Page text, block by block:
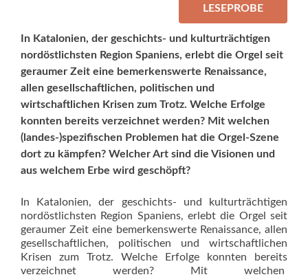
LESEPROBE
In Katalonien, der geschichts- und kulturträchtigen
nordöstlichsten Region Spaniens, erlebt die Orgel seit
geraumer Zeit eine bemerkenswerte Renaissance,
allen gesellschaftlichen, politischen und
wirtschaftlichen Krisen zum Trotz. Welche Erfolge
konnten bereits verzeichnet werden? Mit welchen
(landes-)spezifischen Problemen hat die Orgel-Szene
dort zu kämpfen? Welcher Art sind die Visionen und
aus welchem Erbe wird geschöpft?
In Katalonien, der geschichts- und kulturträchtigen
nordöstlichsten Region Spaniens, erlebt die Orgel seit
geraumer Zeit eine bemerkenswerte Renaissance, allen
gesellschaftlichen, politischen und wirtschaftlichen
Krisen zum Trotz. Welche Erfolge konnten bereits
verzeichnet werden? Mit welchen